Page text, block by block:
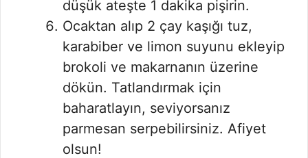
düşük ateşte 1 dakika pişirin.
Ocaktan alıp 2 çay kaşığı tuz,
karabiber ve limon suyunu ekleyip
brokoli ve makarnanın üzerine
dökün. Tatlandırmak için
baharatlayın, seviyorsanız
parmesan serpebilirsiniz. Afiyet
olsun!